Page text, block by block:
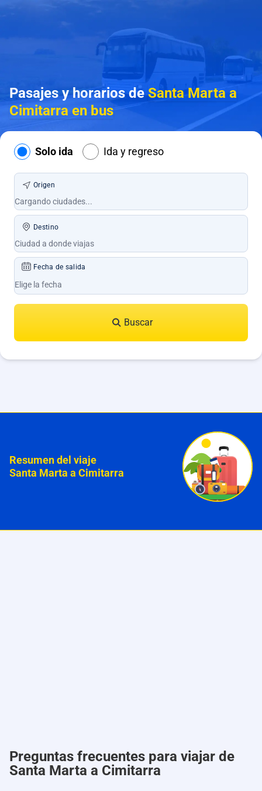
Pasajes y horarios deSanta Marta a
Cimitarra en bus
Solo ida Ida y regreso
Origen
Destino
Fecha de salida
Buscar
Resumen del viaje
Santa Marta a Cimitarra
Preguntas frecuentes para viajar de
Santa Marta a Cimitarra